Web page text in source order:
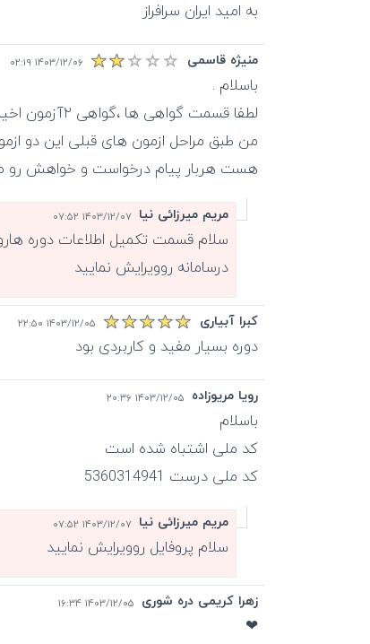
به امید ایران سرافراز
منیژه قاسمی ۱۴۰۳/۱۲/۰۶ ۰۲:۱۹
هست هربار پیام درخواست و خواهش رو
مریم میرزائی نیا ۱۴۰۳/۱۲/۰۷ ۰۷:۵۲
سلام قسمت تکمیل اطلاعات دوره
درسامانه روویرایش نمایید
کبرا آبیاری ۱۴۰۳/۱۲/۰۵ ۲۲:۵۰
دوره بسیار مفید و کاربردی بود
رویا مریوزاده ۱۴۰۳/۱۲/۰۵ ۲۰:۳۶
کد ملی درست 5360314941
مریم میرزائی نیا ۱۴۰۳/۱۲/۰۷ ۰۷:۵۲
سلام پروفایل روویرایش نمایید
زهرا کریمی دره شوری ۱۴۰۳/۱۲/۰۵ ۱۶:۳۴
❤